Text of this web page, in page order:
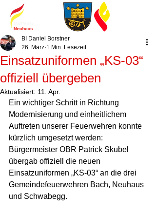
Einsatzuniformen „KS-03“
offiziell übergeben
BI Daniel Borstner
26. März 1 Min. Lesezeit
Aktualisiert: 11. Apr.
Ein wichtiger Schritt in Richtung
Modernisierung und einheitlichem
Auftreten unserer Feuerwehren konnte
kürzlich umgesetzt werden:
Bürgermeister OBR Patrick Skubel
übergab offiziell die neuen
Einsatzuniformen „KS-03“ an die drei
Gemeindefeuerwehren Bach, Neuhaus
und Schwabegg.